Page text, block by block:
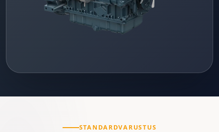
STANDARDVARUSTUS